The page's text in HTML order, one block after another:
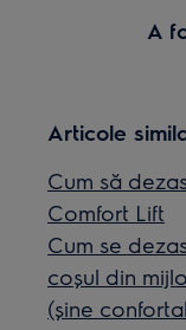
A
Articole
Cum să
Comfort Lift
Cum se
coșul din
(șine